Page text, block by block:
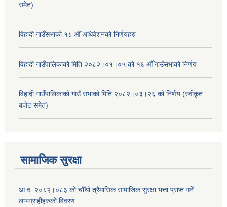
समेत)
विहादी गाउँसभाको १८ औँ अधिवेशनको निर्णयहरु
विहादी गाउँपालिकाको मिति २०८२।०१।०५ को १६ औँ गाउँसभाको निर्णय
विहादी गाउँपालिकाको गाउँ सभाको मिति २०८२।०३।२६ को निर्णय (स्वीकृत
बजेट समेत)
सामाजिक सुरक्षा
आ.व. २०८२।०८३ को चौँथो त्रैमासिक सामाजिक सुरक्षा भत्ता प्राप्त गर्ने
लाभग्राहीहरुको विवरण